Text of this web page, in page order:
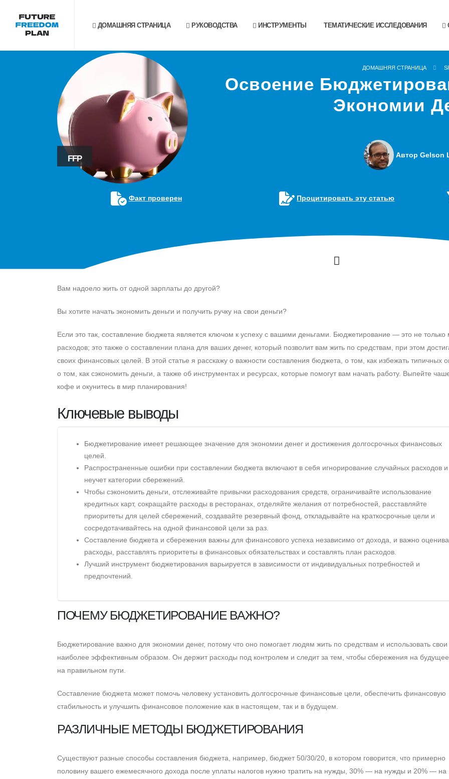
ДОМАШНЯЯ СТРАНИЦА РУКОВОДСТВА ИНСТРУМЕНТЫ ТЕМАТИЧЕСКИЕ ИССЛЕДОВАНИЯ
FFP
ДОМАШНЯЯ СТРАНИЦА
Освоение
Экономии
Автор Gelson
Факт проверен Процитировать эту статью
Вам надоело жить от одной зарплаты до другой?
Вы хотите начать экономить деньги и получить ручку на свои деньги?
Eсли это так, составление бюджета является ключом к успеху с вашими деньгами. Бюджетирование — это не
расходов; это также о составлении плана для ваших денег, который позволит вам жить по средствам, при этом
своих финансовых целей. В этой статье я расскажу о важности составления бюджета, о том, как избежать типичных
о том, как сэкономить деньги, а также об инструментах и ​​ресурсах, которые помогут вам начать работу. Выпейте
кофе и окунитесь в мир планирования!
Ключевые выводы
Бюджетирование имеет решающее значение для экономии денег и достижения долгосрочных финансовых
целей.
Распространенные ошибки при составлении бюджета включают в себя игнорирование случайных расходов и
неучет категории сбережений.
Чтобы сэкономить деньги, отслеживайте привычки расходования средств, ограничивайте использование
кредитных карт, сокращайте расходы в ресторанах, отделяйте желания от потребностей, расставляйте
приоритеты для целей сбережений, создавайте резервный фонд, откладывайте на краткосрочные цели и
сосредотачивайтесь на одной финансовой цели за раз.
Cоставление бюджета и сбережения важны для финансового успеха независимо от дохода, и важно
расходы, расставлять приоритеты в финансовых обязательствах и составлять план расходов.
Лучший инструмент бюджетирования варьируется в зависимости от индивидуальных потребностей и
предпочтений.
ПОЧЕМУ БЮДЖЕТИРОВАНИЕ ВАЖНО?
Бюджетирование важно для экономии денег, потому что оно помогает людям жить по средствам и использовать свои
наиболее эффективным образом. Он держит расходы под контролем и следит за тем, чтобы сбережения на
на правильном пути.
Cоставление бюджета может помочь человеку установить долгосрочные финансовые цели, обеспечить финансовую
стабильность и улучшить финансовое положение как в настоящем, так и в будущем.
РАЗЛИЧНЫЕ МЕТОДЫ БЮДЖЕТИРОВАНИЯ
Cуществуют разные способы составления бюджета, например, бюджет 50/30/20, в котором говорится, что примерно
половину вашего ежемесячного дохода после уплаты налогов нужно тратить на нужды, 30% — на нужды и 20% — на